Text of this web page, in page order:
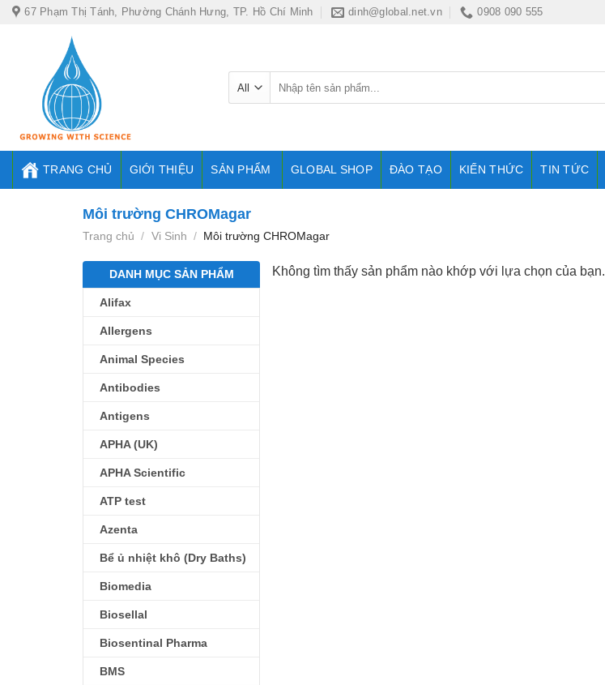
Skip67 Phạm Thị Tánh, Phường Chánh Hưng, TP. Hồ Chí Minh dinh@global.net.vn 0908 090 555
kiếm:
TRANG CHỦ GIỚI THIỆU SẢN PHẨM GLOBAL SHOP ĐÀO TẠO KIẾN THỨC TIN TỨC
Môi trường CHROMagar
Trang chủ / Vi Sinh / Môi trường CHROMagar
DANH MỤC SẢN PHẨM
Alifax
Allergens
Animal Species
Antibodies
Antigens
APHA (UK)
APHA Scientific
ATP test
Azenta
Bể ủ nhiệt khô (Dry Baths)
Biomedia
Biosellal
Biosentinal Pharma
BMS
Không tìm thấy sản phẩm nào khớp với lựa chọn của bạn.